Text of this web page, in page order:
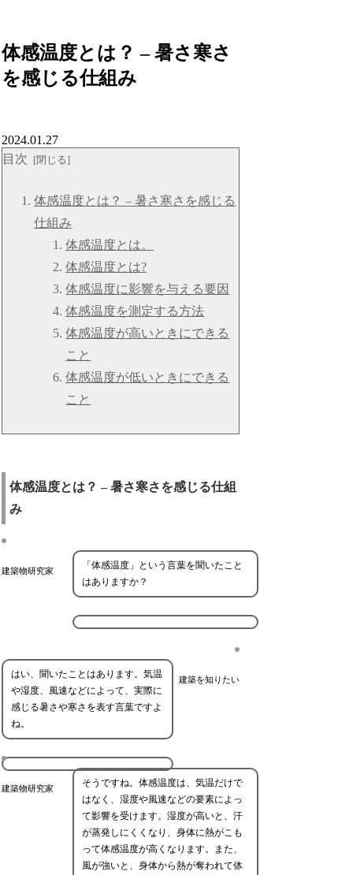
体感温度とは？ – 暑さ寒さ
を感じる仕組み
2024.01.27
目次
体感温度とは？ – 暑さ寒さを感じる
仕組み
体感温度とは。
体感温度とは?
体感温度に影響を与える要因
体感温度を測定する方法
体感温度が高いときにできる
こと
体感温度が低いときにできる
こと
体感温度とは？ – 暑さ寒さを感じる仕組
み
建築物研究家
「体感温度」という言葉を聞いたこと
はありますか？
建築を知りたい
はい、聞いたことはあります。気温
や湿度、風速などによって、実際に
感じる暑さや寒さを表す言葉ですよ
ね。
建築物研究家
そうですね。体感温度は、気温だけで
はなく、湿度や風速などの要素によっ
て影響を受けます。湿度が高いと、汗
が蒸発しにくくなり、身体に熱がこも
って体感温度が高くなります。また、
風が強いと、身体から熱が奪われて体